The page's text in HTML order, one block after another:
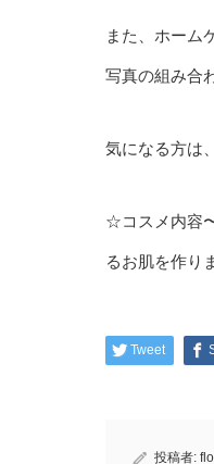
また、ホーム
写真の組み合
気になる方は
☆コスメ内容
るお肌を作り
Tweet
投稿者: